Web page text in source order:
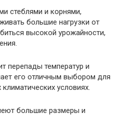
стеблями и корнями,
большие нагрузки от
высокой урожайности,
перепады температур и
его отличным выбором для
условиях.
большие размеры и